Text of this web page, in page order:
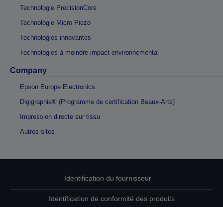
Technologie PrecisionCore
Technologie Micro Piezo
Technologies innovantes
Technologies à moindre impact environnemental
Company
Epson Europe Electronics
Digigraphie® (Programme de certification Beaux-Arts)
Impression directe sur tissu
Autres sites
Identification du fournisseur
Identification de conformité des produits